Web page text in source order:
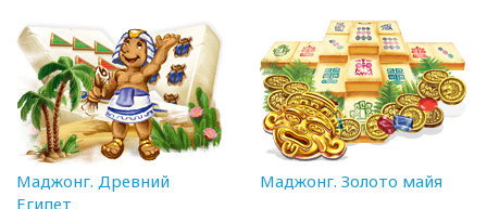
Маджонг. Древний
Египет
Маджонг. Золото майя